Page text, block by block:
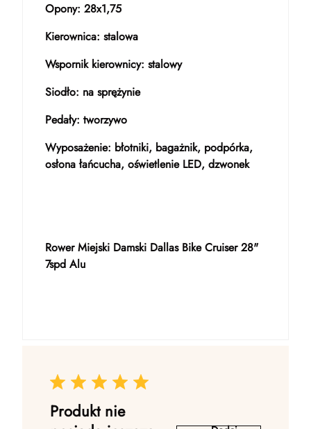
Opony: 28x1,75
Kierownica: stalowa
Wspornik kierownicy: stalowy
Siodło: na sprężynie
Pedały: tworzywo
Wyposażenie: błotniki, bagażnik, podpórka,
osłona łańcucha, oświetlenie LED, dzwonek
Rower Miejski Damski Dallas Bike Cruiser 28"
7spd Alu
Produkt nie